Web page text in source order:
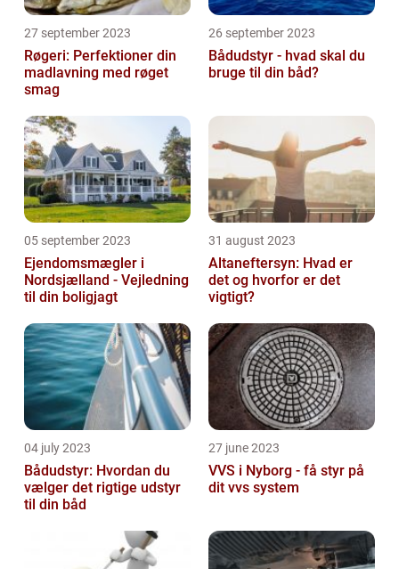
27 september 2023
Røgeri: Perfektioner din
madlavning med røget
smag
26 september 2023
Bådudstyr - hvad skal du
bruge til din båd?
05 september 2023
Ejendomsmægler i
Nordsjælland - Vejledning
til din boligjagt
31 august 2023
Altaneftersyn: Hvad er
det og hvorfor er det
vigtigt?
04 july 2023
Bådudstyr: Hvordan du
vælger det rigtige udstyr
til din båd
27 june 2023
VVS i Nyborg - få styr på
dit vvs system